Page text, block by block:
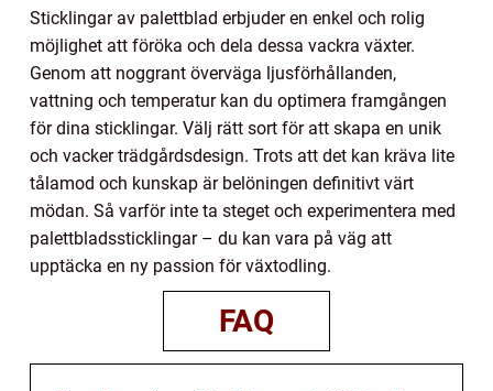
Sticklingar av palettblad erbjuder en enkel och rolig
möjlighet att föröka och dela dessa vackra växter.
Genom att noggrant överväga ljusförhållanden,
vattning och temperatur kan du optimera framgången
för dina sticklingar. Välj rätt sort för att skapa en unik
och vacker trädgårdsdesign. Trots att det kan kräva lite
tålamod och kunskap är belöningen definitivt värt
mödan. Så varför inte ta steget och experimentera med
palettbladssticklingar – du kan vara på väg att
upptäcka en ny passion för växtodling.
FAQ